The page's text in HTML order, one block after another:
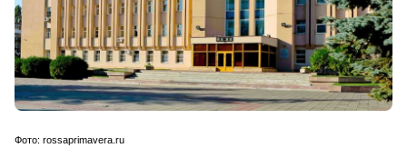
Фото: rossaprimavera.ru